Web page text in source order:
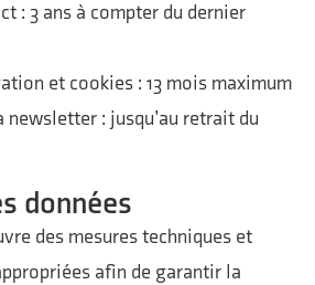
: 3 ans à compter du dernier
et cookies : 13 mois maximum
newsletter : jusqu’au retrait du
données
des mesures techniques et
afin de garantir la